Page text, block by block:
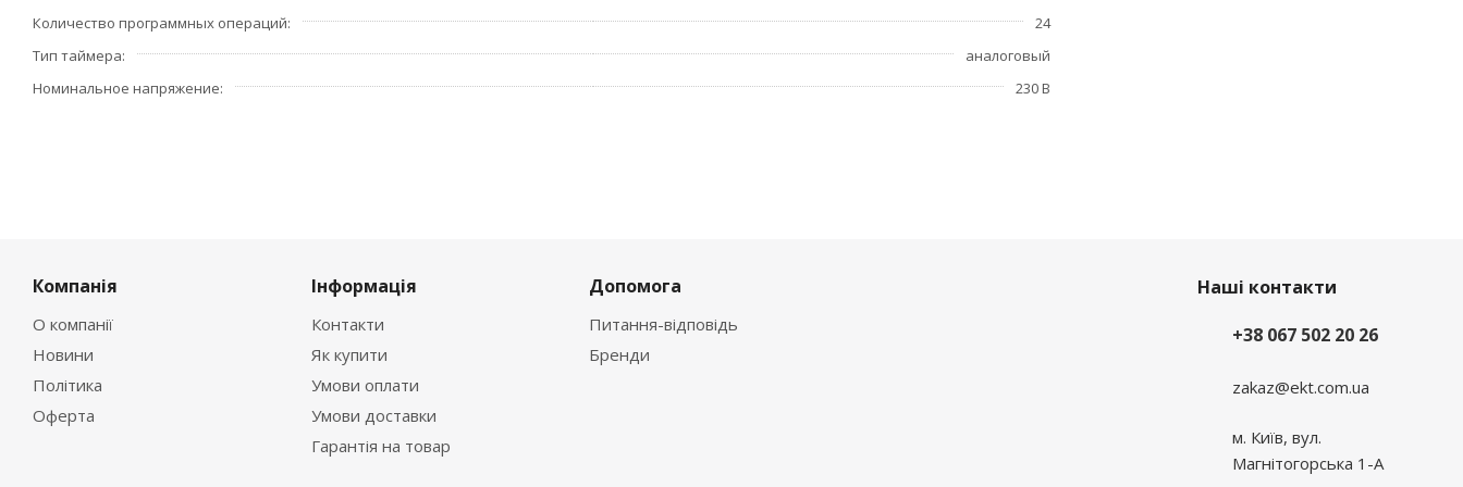
Количество программных операций
24
Тип таймера
аналоговый
Номинальное напряжение
230 В
Компанія
О компанії
Новини
Політика
Оферта
Інформація
Контакти
Як купити
Умови оплати
Умови доставки
Гарантія на товар
Допомога
Питання-відповідь
Бренди
Наші контакти
+38 067 502 20 26
zakaz@ekt.com.ua
м. Київ, вул.
Магнітогорська 1-А